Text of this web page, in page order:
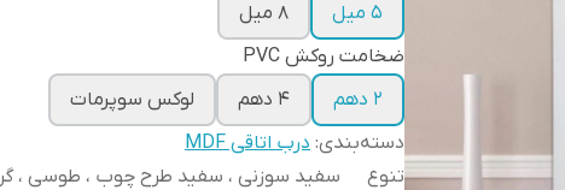
5 میل
8 میل
ضخامت روکش PVC
2 دهم
4 دهم
لوکس سوپرمات
دسته‌بندی: درب اتاقی MDF
تنوع
سفید سوزنی ، سفید طرح چوب ، طوسی ،